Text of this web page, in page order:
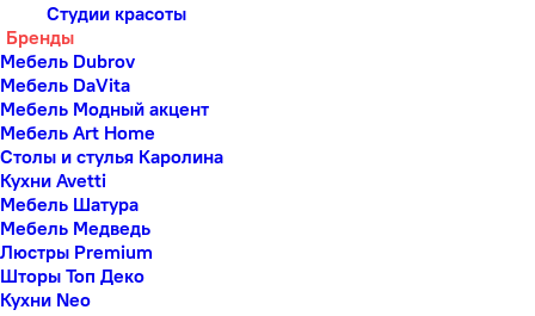
Студии красоты
Бренды
Мебель Dubrov
Мебель DaVita
Мебель Модный акцент
Мебель Art Home
Столы и стулья Каролина
Кухни Avetti
Мебель Шатура
Мебель Медведь
Люстры Premium
Шторы Топ Деко
Кухни Neo